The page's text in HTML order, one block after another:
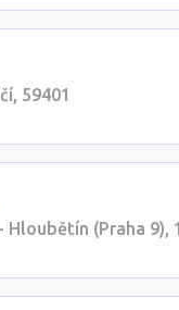
59401
Hloubětín (Praha 9),